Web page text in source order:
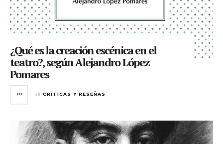
¿Qué es la creación escénica en el
teatro?, según Alejandro López
Pomares
en CRÍTICAS Y RESEÑAS